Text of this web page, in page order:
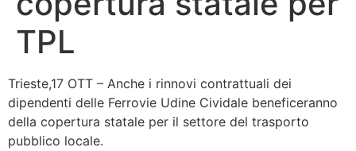
TPL
Trieste,17 OTT – Anche i rinnovi contrattuali dei
dipendenti delle Ferrovie Udine Cividale beneficeranno
della copertura statale per il settore del trasporto
pubblico locale.